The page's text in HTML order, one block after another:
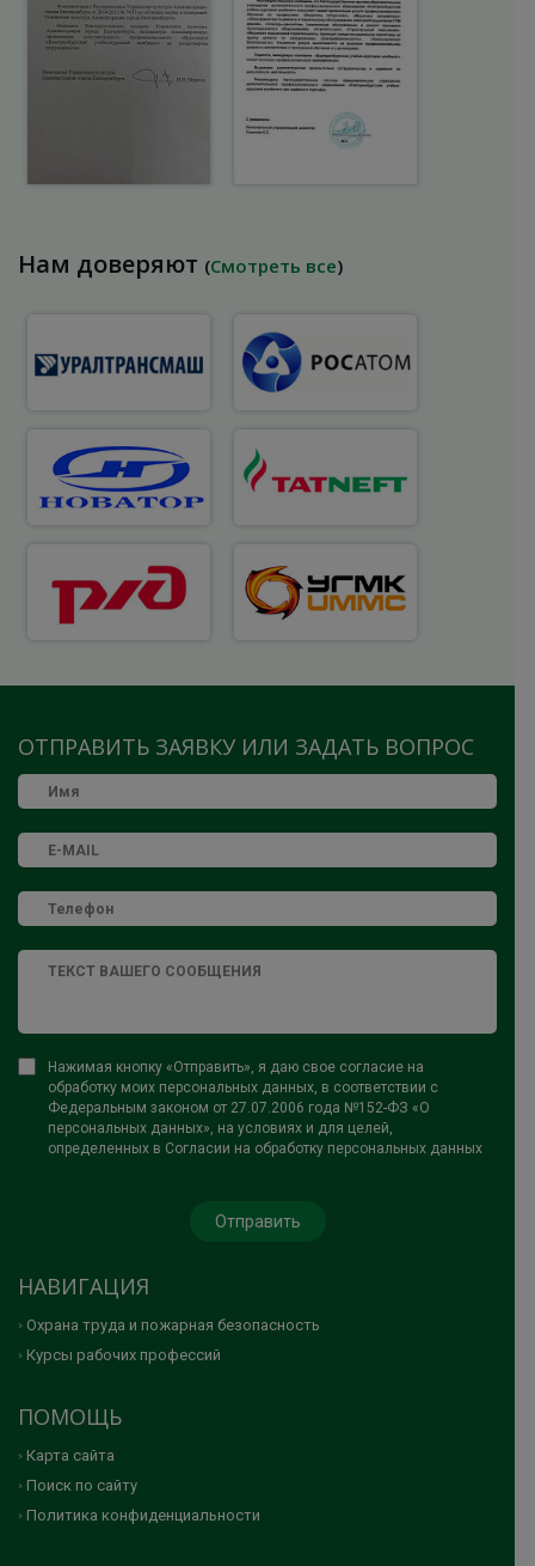
Нам доверяют (Смотреть все)
ОТПРАВИТЬ ЗАЯВКУ ИЛИ ЗАДАТЬ ВОПРОС
Нажимая кнопку «Отправить», я даю свое согласие на
обработку моих персональных данных, в соответствии с
Федеральным законом от 27.07.2006 года №152-ФЗ «О
персональных данных», на условиях и для целей,
определенных в Согласии на обработку персональных данных
НАВИГАЦИЯ
Охрана труда и пожарная безопасность
Курсы рабочих профессий
ПОМОЩЬ
Карта сайта
Поиск по сайту
Политика конфиденциальности